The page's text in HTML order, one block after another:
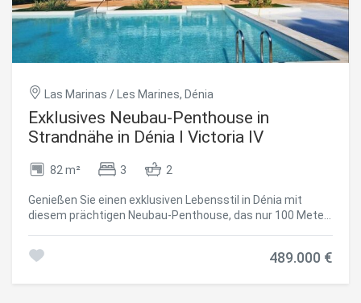
Las Marinas / Les Marines, Dénia
Exklusives Neubau-Penthouse in
Strandnähe in Dénia I Victoria IV
82 m² 3 2
Genießen Sie einen exklusiven Lebensstil in Dénia mit
diesem prächtigen Neubau-Penthouse, das nur 100 Meter
das für diejenigen entworfen wurde, die Wert auf Komfort,
489.000 €